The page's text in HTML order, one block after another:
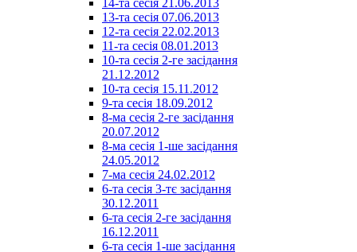
14-та сесія 21.06.2013
13-та сесія 07.06.2013
12-та сесія 22.02.2013
11-та сесія 08.01.2013
10-та сесія 2-ге засідання
21.12.2012
10-та сесія 15.11.2012
9-та сесія 18.09.2012
8-ма сесія 2-ге засідання
20.07.2012
8-ма сесія 1-ше засідання
24.05.2012
7-ма сесія 24.02.2012
6-та сесія 3-тє засідання
30.12.2011
6-та сесія 2-ге засідання
16.12.2011
6-та сесія 1-ше засідання